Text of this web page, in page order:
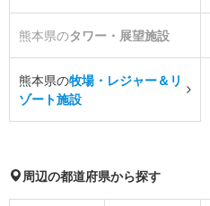
熊本県のタワー・展望施設
熊本県の牧場・レジャー＆リ
ゾート施設
周辺の都道府県から探す